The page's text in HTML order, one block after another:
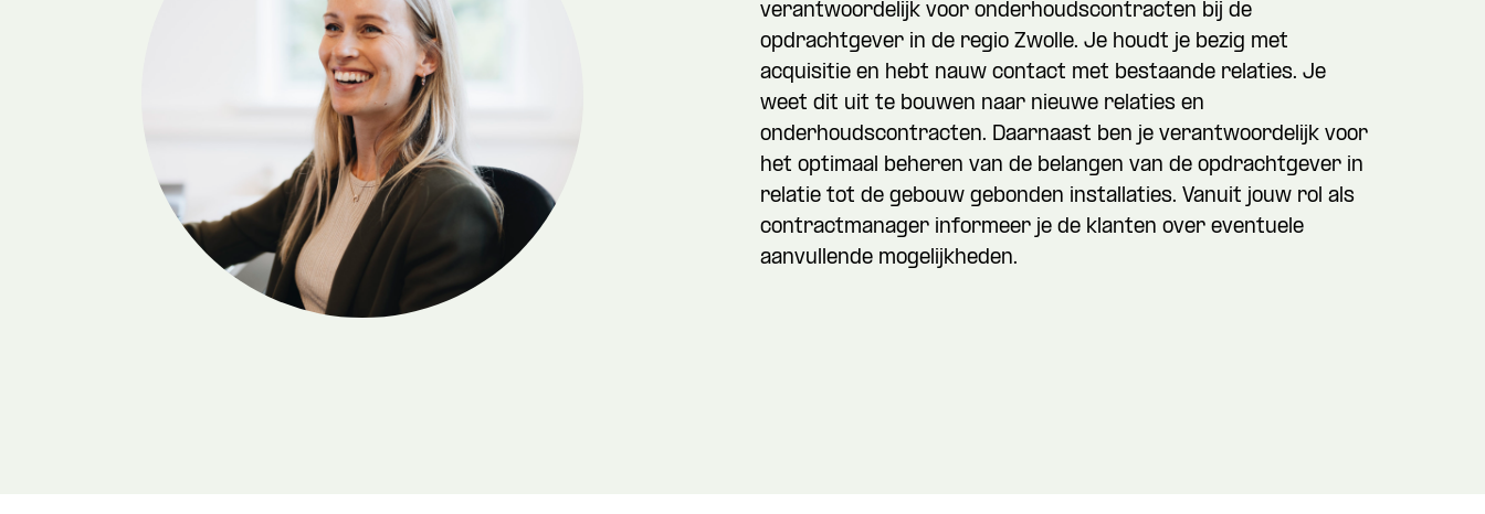
verantwoordelijk voor onderhoudscontracten bij de
opdrachtgever in de regio Zwolle. Je houdt je bezig met
acquisitie en hebt nauw contact met bestaande relaties. Je
weet dit uit te bouwen naar nieuwe relaties en
onderhoudscontracten. Daarnaast ben je verantwoordelijk voor
het optimaal beheren van de belangen van de opdrachtgever in
relatie tot de gebouw gebonden installaties. Vanuit jouw rol als
contractmanager informeer je de klanten over eventuele
aanvullende mogelijkheden.